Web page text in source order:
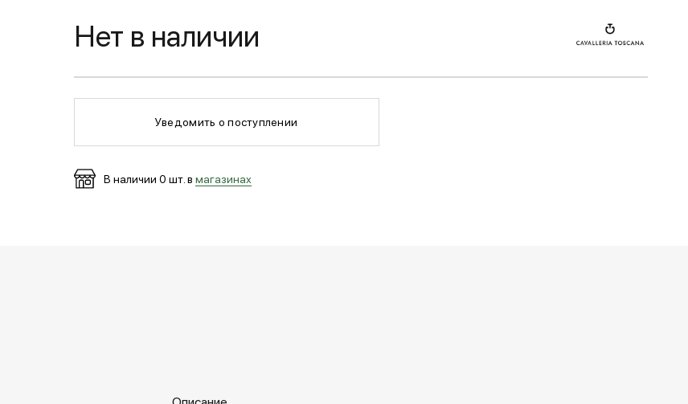
Нет в наличии
Уведомить о поступлении
В наличии 0 шт. в магазинах